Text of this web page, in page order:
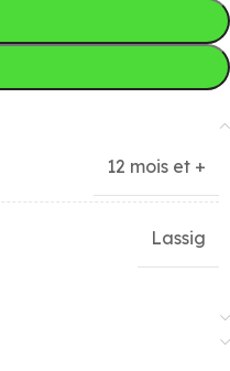
12 mois et +
Lassig